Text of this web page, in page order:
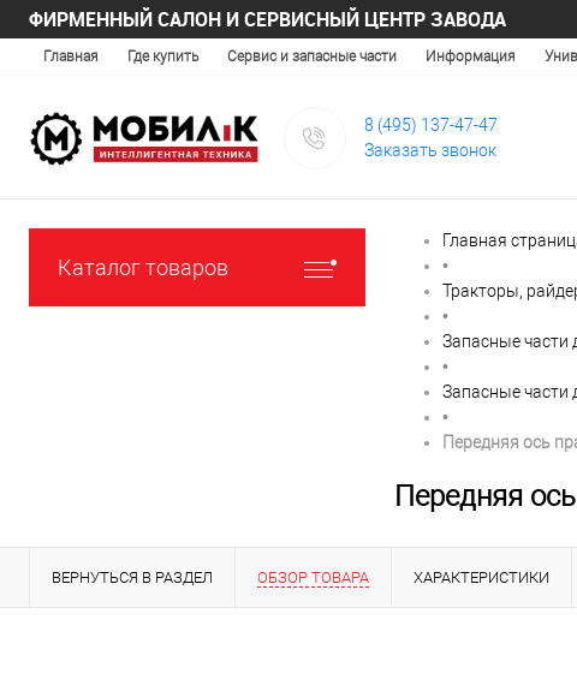
ФИРМЕННЫЙ САЛОН И СЕРВИСНЫЙ ЦЕНТР ЗАВОДА
Главная Где купить Сервис и запасные части Информация
8 (495) 137-47-47
Заказать звонок
Каталог товаров
Главная
•
Тракторы,
•
Запасные части
•
Запасные части
•
Передняя ось
Передняя
ВЕРНУТЬСЯ В РАЗДЕЛ ОБЗОР ТОВАРА ХАРАКТЕРИСТИКИ